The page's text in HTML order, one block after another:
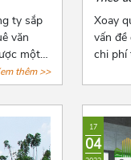
ty sắp
văn
một
lại, cơ
cân
chia sẻ
cầu
thêm >>
Xoay
vấn đề
chi phí
vậy
biết rõ
những
tiền
Cùng
viết
17
04